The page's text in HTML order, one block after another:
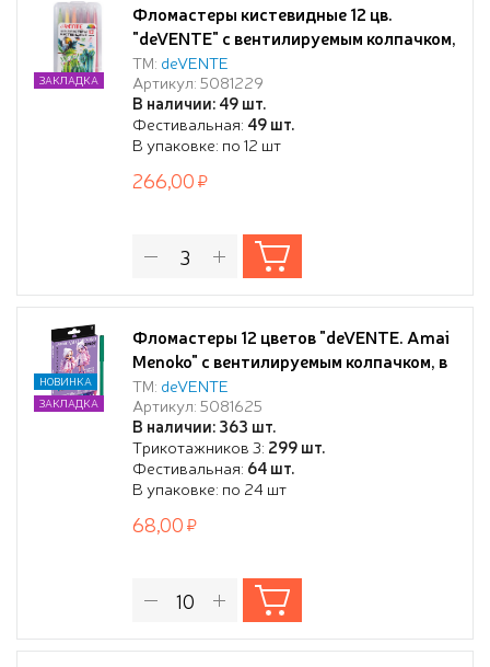
Фломастеры кистевидные 12 цв.
"deVENTE" с вентилируемым колпачком,
в пластиковой коробке
ТМ: deVENTE
Артикул: 5081229
В наличии: 49 шт.
Фестивальная: 49 шт.
В упаковке: по 12 шт
ЗАКЛАДКА
266,00
Фломастеры 12 цветов "deVENTE. Amai
Menoko" с вентилируемым колпачком, в
картонной коробке с подвесом
ТМ: deVENTE
Артикул: 5081625
В наличии: 363 шт.
Трикотажников 3: 299 шт.
Фестивальная: 64 шт.
В упаковке: по 24 шт
НОВИНКА
ЗАКЛАДКА
68,00